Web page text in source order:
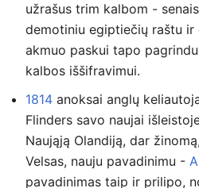
užrašus trim kalbom -
demotiniu egiptiečių raštu
akmuo paskui tapo
kalbos iššifravimui.
1814 anoksai anglų
Flinders savo naujai
Naująją Olandiją, dar
Velsas, nauju pavadinimu -
pavadinimas taip ir prilipo,